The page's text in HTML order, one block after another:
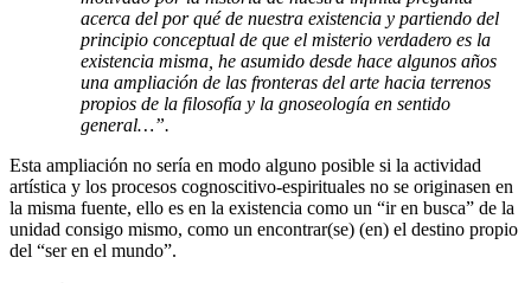
acerca del por qué de nuestra existencia y partiendo del
principio conceptual de que el misterio verdadero es la
existencia misma, he asumido desde hace algunos años
una ampliación de las fronteras del arte hacia terrenos
propios de la filosofía y la gnoseología en sentido
general…”.
Esta ampliación no sería en modo alguno posible si la actividad
artística y los procesos cognoscitivo-espirituales no se originasen en
la misma fuente, ello es en la existencia como un “ir en busca” de la
unidad consigo mismo, como un encontrar(se) (en) el destino propio
del “ser en el mundo”.